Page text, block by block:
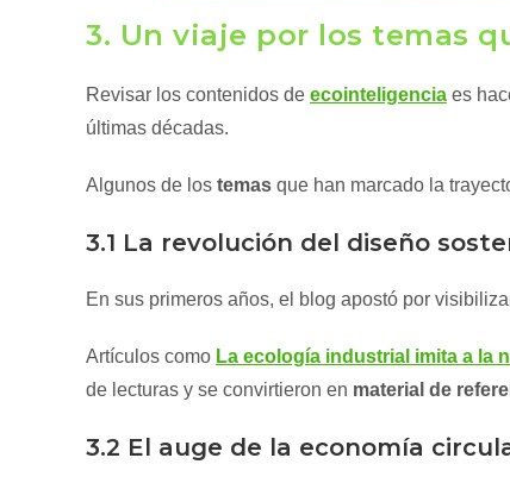
3. Un viaje por los temas
Revisar los contenidos de ecointeligencia es
últimas décadas.
Algunos de los temas que han marcado la
3.1 La revolución del diseño
En sus primeros años, el blog apostó por
Artículos como La ecología industrial imita a la
de lecturas y se convirtieron en material de
3.2 El auge de la economía